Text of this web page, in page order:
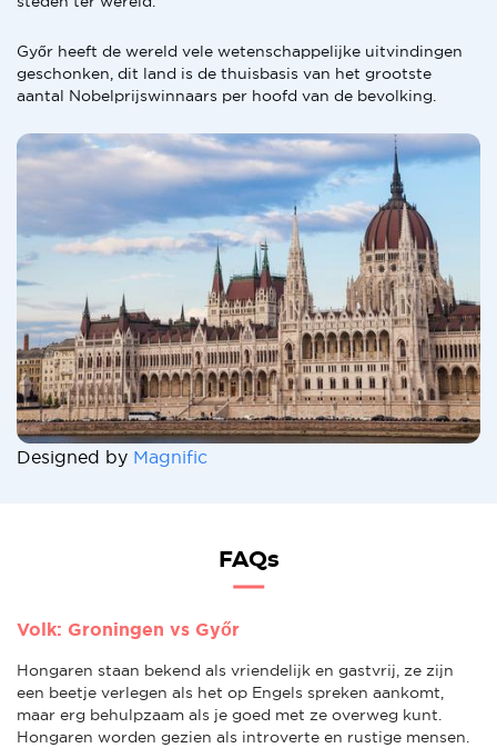
Győr heeft de wereld vele wetenschappelijke uitvindingen
geschonken, dit land is de thuisbasis van het grootste
aantal Nobelprijswinnaars per hoofd van de bevolking.
Designed by Magnific
FAQs
Volk: Groningen vs Győr
Hongaren staan bekend als vriendelijk en gastvrij, ze zijn
een beetje verlegen als het op Engels spreken aankomt,
maar erg behulpzaam als je goed met ze overweg kunt.
Hongaren worden gezien als introverte en rustige mensen.